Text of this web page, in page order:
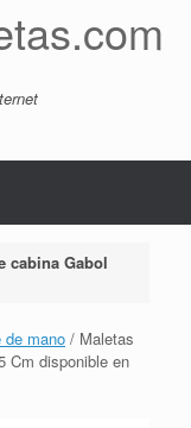
cabina Gabol
de mano / Maletas
Cm disponible en